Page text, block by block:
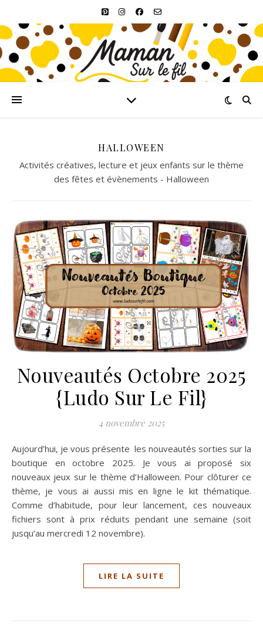
HALLOWEEN
Activités créatives, lecture et jeux enfants sur le thème
des fêtes et évènements - Halloween
Nouveautés Octobre 2025
{Ludo Sur Le Fil}
4 novembre 2025
Aujourd’hui, je vous présente les nouveautés sorties sur la
boutique en octobre 2025. Je vous ai proposé six
nouveaux jeux sur le thème d’Halloween. Pour clôturer ce
thème, je vous ai aussi mis en ligne le kit thématique.
Comme d’habitude, pour leur lancement, ces nouveaux
fichiers sont à prix réduits pendant une semaine (soit
jusqu’au mercredi 12 novembre).
LIRE LA SUITE